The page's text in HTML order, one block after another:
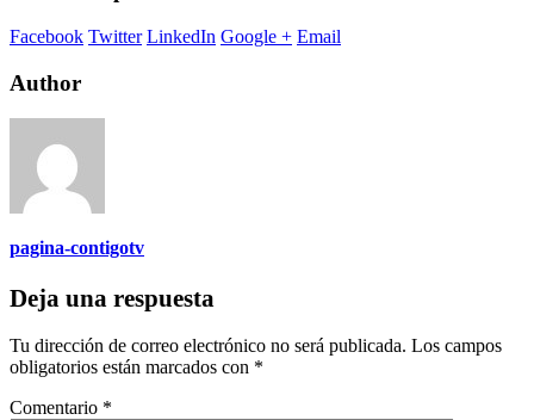
Facebook Twitter LinkedIn Google + Email
Author
pagina-contigotv
Deja una respuesta
Tu dirección de correo electrónico no será publicada. Los campos
obligatorios están marcados con *
Comentario *